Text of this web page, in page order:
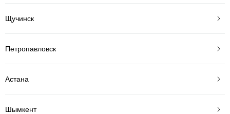
Щучинск
Петропавловск
Астана
Шымкент